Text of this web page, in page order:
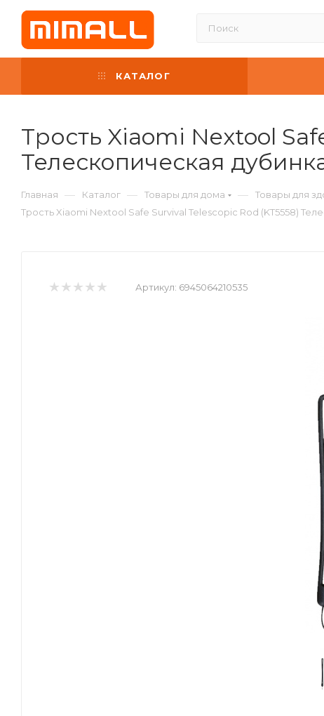
КАТАЛОГ
Трость Xiaomi Nextool
Телескопическая
Главная — Каталог — Товары для дома — Товары для
Трость Xiaomi Nextool Safe Survival Telescopic Rod (KT5558)
Артикул: 6945064210535